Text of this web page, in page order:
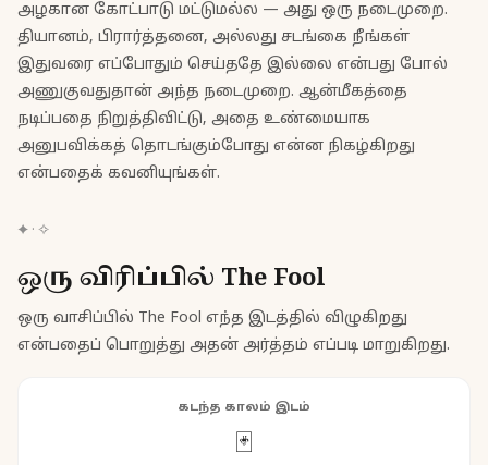
அழகான கோட்பாடு மட்டுமல்ல — அது ஒரு நடைமுறை.
தியானம், பிரார்த்தனை, அல்லது சடங்கை நீங்கள்
இதுவரை எப்போதும் செய்ததே இல்லை என்பது போல்
அணுகுவதுதான் அந்த நடைமுறை. ஆன்மீகத்தை
நடிப்பதை நிறுத்திவிட்டு, அதை உண்மையாக
அனுபவிக்கத் தொடங்கும்போது என்ன நிகழ்கிறது
என்பதைக் கவனியுங்கள்.
✦ · ✧
ஒரு விரிப்பில் The Fool
ஒரு வாசிப்பில் The Fool எந்த இடத்தில் விழுகிறது
என்பதைப் பொறுத்து அதன் அர்த்தம் எப்படி மாறுகிறது.
கடந்த காலம் இடம்
🃏